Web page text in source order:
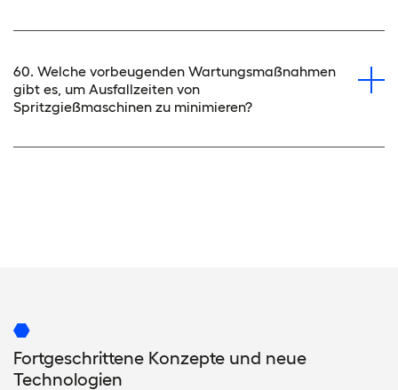
60. Welche vorbeugenden Wartungsmaßnahmen
gibt es, um Ausfallzeiten von
Spritzgießmaschinen zu minimieren?
Fortgeschrittene Konzepte und neue
Technologien